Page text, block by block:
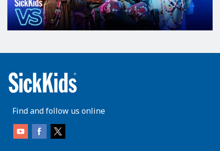
Find and follow us online